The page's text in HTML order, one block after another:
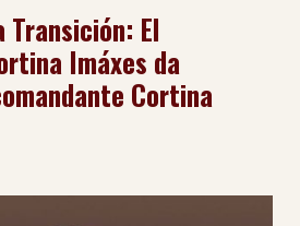
Transición: El
Imáxes da
Cortina